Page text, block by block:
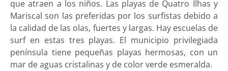
que atraen a los niños. Las playas de Quatro Ilhas y
Mariscal son las preferidas por los surfistas debido a
la calidad de las olas, fuertes y largas. Hay escuelas de
surf en estas tres playas. El municipio privilegiada
península tiene pequeñas playas hermosas, con un
mar de aguas cristalinas y de color verde esmeralda.